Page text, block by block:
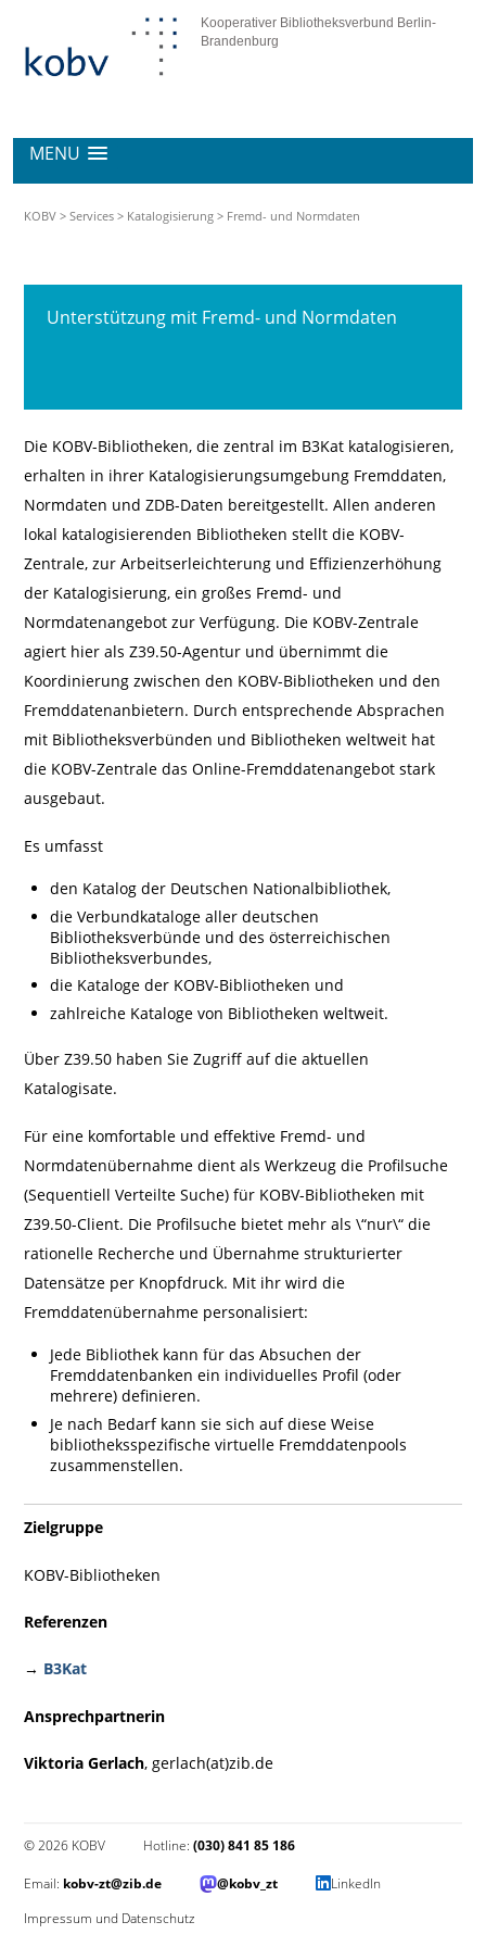
Kooperativer Bibliotheksverbund Berlin-
Brandenburg
MENU
KOBV >Services > Katalogisierung > Fremd- und Normdaten
Unterstützung mit Fremd- und Normdaten
Die KOBV-Bibliotheken, die zentral im B3Kat katalogisieren,
erhalten in ihrer Katalogisierungsumgebung Fremddaten,
Normdaten und ZDB-Daten bereitgestellt. Allen anderen
lokal katalogisierenden Bibliotheken stellt die KOBV-
Zentrale, zur Arbeitserleichterung und Effizienzerhöhung
der Katalogisierung, ein großes Fremd- und
Normdatenangebot zur Verfügung. Die KOBV-Zentrale
agiert hier als Z39.50-Agentur und übernimmt die
Koordinierung zwischen den KOBV-Bibliotheken und den
Fremddatenanbietern. Durch entsprechende Absprachen
mit Bibliotheksverbünden und Bibliotheken weltweit hat
die KOBV-Zentrale das Online-Fremddatenangebot stark
ausgebaut.
Es umfasst
den Katalog der Deutschen Nationalbibliothek,
die Verbundkataloge aller deutschen
Bibliotheksverbünde und des österreichischen
Bibliotheksverbundes,
die Kataloge der KOBV-Bibliotheken und
zahlreiche Kataloge von Bibliotheken weltweit.
Über Z39.50 haben Sie Zugriff auf die aktuellen
Katalogisate.
Für eine komfortable und effektive Fremd- und
Normdatenübernahme dient als Werkzeug die Profilsuche
(Sequentiell Verteilte Suche) für KOBV-Bibliotheken mit
Z39.50-Client. Die Profilsuche bietet mehr als \“nur\“ die
rationelle Recherche und Übernahme strukturierter
Datensätze per Knopfdruck. Mit ihr wird die
Fremddatenübernahme personalisiert:
Jede Bibliothek kann für das Absuchen der
Fremddatenbanken ein individuelles Profil (oder
mehrere) definieren.
Je nach Bedarf kann sie sich auf diese Weise
bibliotheksspezifische virtuelle Fremddatenpools
zusammenstellen.
Zielgruppe
KOBV-Bibliotheken
Referenzen
→ B3Kat
Ansprechpartnerin
Viktoria Gerlach, gerlach(at)zib.de
© 2026 KOBV Hotline:(030) 841 85 186
Email: kobv-zt@zib.de @kobv_zt
LinkedIn
Impressum und Datenschutz